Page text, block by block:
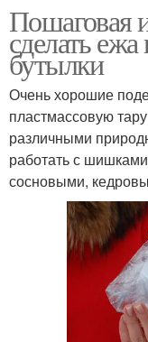
Пошаговая
сделать
бутылки
Очень хорошие
пластмассовую
различными
работать с
сосновыми,